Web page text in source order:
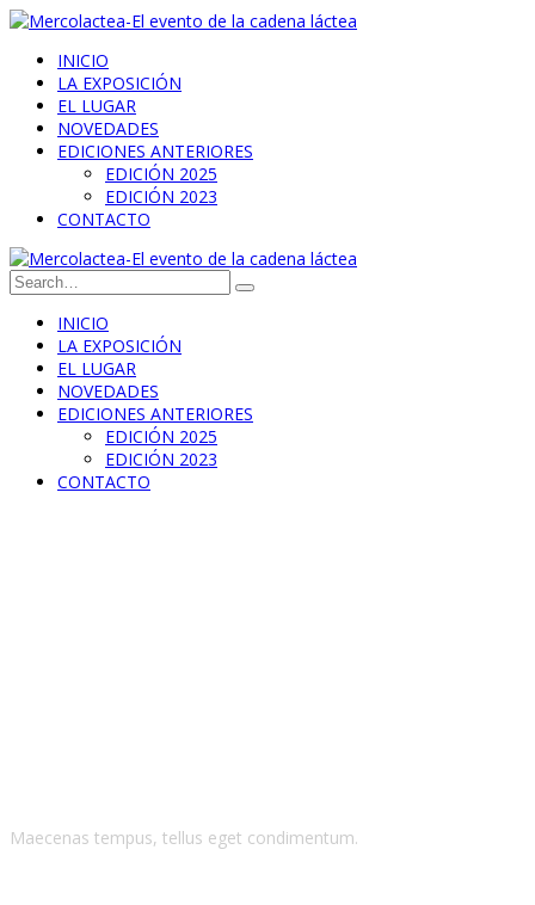
INICIO
LA EXPOSICIÓN
EL LUGAR
NOVEDADES
EDICIONES ANTERIORES
EDICIÓN 2025
EDICIÓN 2023
CONTACTO
INICIO
LA EXPOSICIÓN
EL LUGAR
NOVEDADES
EDICIONES ANTERIORES
EDICIÓN 2025
EDICIÓN 2023
CONTACTO
Maecenas tempus, tellus eget condimentum.